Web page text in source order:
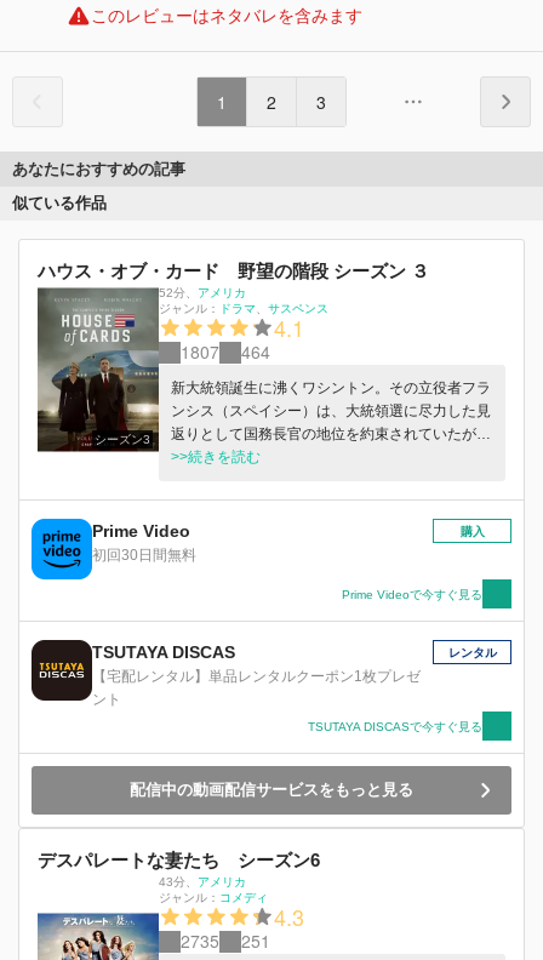
このレビューはネタバレを含みます
1 2 3
あなたにおすすめの記事
似ている作品
ハウス・オブ・カード 野望の階段 シーズン ３
シーズン3
52分
アメリカ
ジャンル：
ドラマ サスペンス
4.1
1807 464
新大統領誕生に沸くワシントン。その立役者フラ
ンシス（スペイシー）は、大統領選に尽力した見
返りとして国務長官の地位を約束されていたが、
新政権発足と共に白紙に戻されてしまう。突然の
イト）の後押しもあり、大統領を失墜させるべく
謀略を企てる。信頼を置く腹心のダグ（ケリ
ー）、野心的な女性記者ゾーイ（マーラ）、さら
トール）らを巻き込んで、フランシスは新たな野
望への階段を上り始める。
>>続きを読む
Prime Video
初回30日間無料
購入
Prime Videoで今すぐ見る
TSUTAYA DISCAS
【宅配レンタル】単品レンタルクーポン1枚プレゼ
ント
レンタル
TSUTAYA DISCASで今すぐ見る
配信中の動画配信サービスをもっと見る
デスパレートな妻たち シーズン6
43分
アメリカ
ジャンル： コメディ
4.3
2735 251